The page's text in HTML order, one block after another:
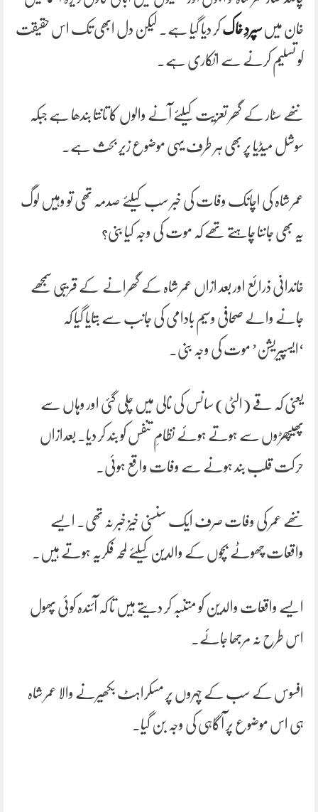
خان میںسپردِ خاک کر دیا گیا ہے۔ لیکن دل ابھی تک اس حقیقت
کو تسلیم کرنے سے انکاری ہے۔
ننھے سٹار کے گھر تعزیت کیلئے آنے والوں کا تانتا بندھا ہے جبکہ
سوشل میڈیا پر بھی ہر طرف یہی موضوع زیر بحث ہے۔
عمر شاہ کی اچانک وفات کی خبر سب کیلئے صدمہ تھی تو وہیں لوگ
یہ بھی جاننا چاہتے تھے کہ موت کی وجہ کیا بنی؟
خاندانی ذرائع اور بعد ازاں عمر شاہ کے گھرانے کے قریبی سمجھے
جانے والے صحافی وسیم بادامی کی جانب سے بتایا گیا کہ
‘ایسپیریشن’ موت کی وجہ بنی۔
یعنی کہ قے (الٹی) سانس کی نالی میں چلی گئی اور وہاں سے
پھیپھڑوں سے ہوتے ہوئے نظامِ تنفس کو بند کر دیا۔ بعدازاں
حرکت قلب بند ہونے سے وفات واقع ہوئی۔
ننھے عمر کی وفات صرف ایک سنسنی خیز خبر نہ تھی۔ ایسے
واقعات چھوٹے بچوں کے والدین کیلئے لمحہ فکریہ ہوتے ہیں۔
ایسے واقعات والدین کو متنبہ کر دیتے ہیں تا کہ آئندہ کوئی پھول
اس طرح نہ مرجھا جائے۔
افسوس کے سب کے چہروں پر مسکراہٹ بکھیرنے والا عمر شاہ
ہی اس موضوع پر آگاہی کی وجہ بن گیا۔